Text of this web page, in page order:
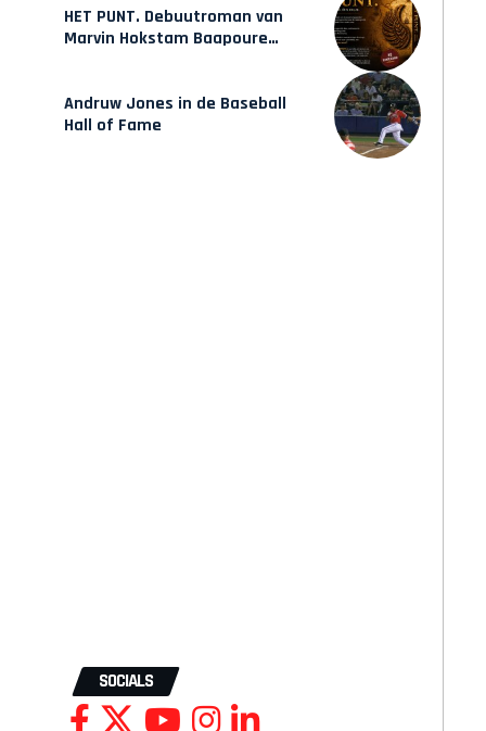
HET PUNT. Debuutroman van
Marvin Hokstam Baapoure
Andruw Jones in de Baseball
Hall of Fame
SOCIALS